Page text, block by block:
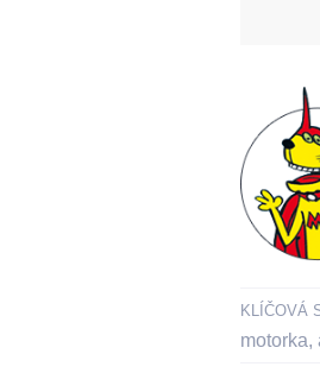
KLÍČOVÁ
motorka,